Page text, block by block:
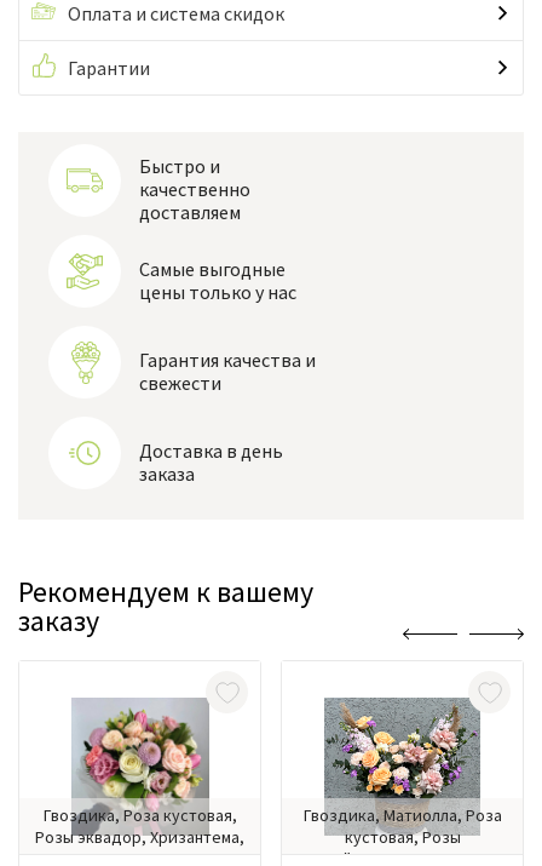
Оплата и система скидок
Гарантии
Быстро и
качественно
доставляем
Самые выгодные
цены только у нас
Гарантия качества и
свежести
Доставка в день
заказа
Рекомендуем к вашему
заказу
Гвоздика, Роза кустовая,
Розы эквадор, Хризантема,
Гвоздика, Матиолла, Роза
кустовая, Розы
российские, Розы эквадор,